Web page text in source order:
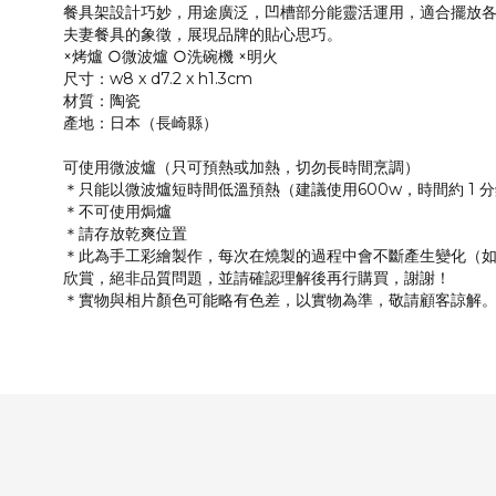
餐具架設計巧妙，用途廣泛，凹槽部分能靈活運用，適合擺放
夫妻餐具的象徵，展現品牌的貼心思巧。
×烤爐 ○微波爐 ○洗碗機 ×明火
尺寸：w8 x d7.2 x h1.3cm
材質：陶瓷
產地：日本（長崎縣）
可使用微波爐（只可預熱或加熱，切勿長時間烹調）
＊只能以微波爐短時間低溫預熱（建議使用600w，時間約 1
＊不可使用焗爐
＊請存放乾爽位置
＊此為手工彩繪製作，每次在燒製的過程中會不斷產生變化
欣賞，絕非品質問題，並請確認理解後再行購買，謝謝！
＊實物與相片顏色可能略有色差，以實物為準，敬請顧客諒解。